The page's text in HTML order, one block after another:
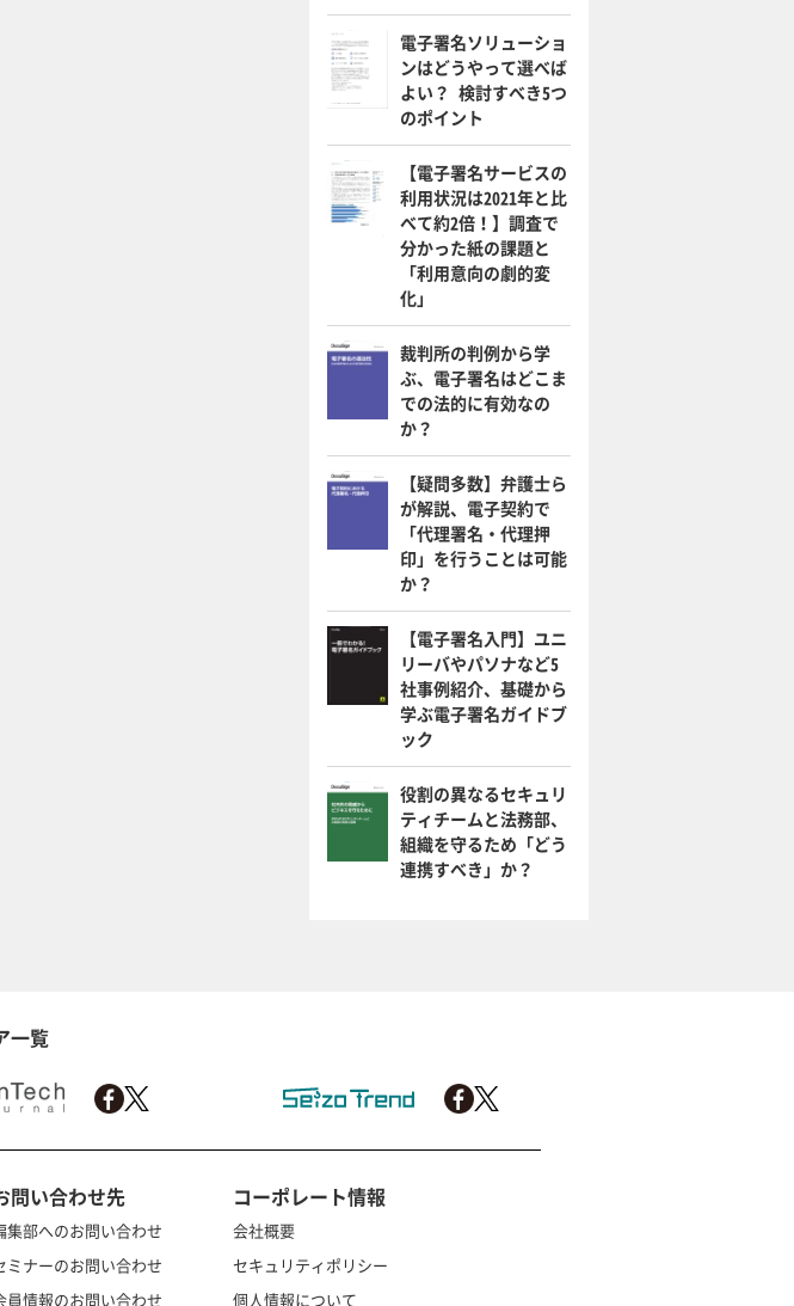
電子署名ソリューショ
ンはどうやって選べば
よい？ 検討すべき5つ
のポイント
【電子署名サービスの
利用状況は2021年と比
べて約2倍！】調査で
分かった紙の課題と
「利用意向の劇的変
化」
裁判所の判例から学
ぶ、電子署名はどこま
での法的に有効なの
か？
【疑問多数】弁護士ら
が解説、電子契約で
「代理署名・代理押
印」を行うことは可能
か？
【電子署名入門】ユニ
リーバやパソナなど5
社事例紹介、基礎から
学ぶ電子署名ガイドブ
ック
役割の異なるセキュリ
ティチームと法務部、
組織を守るため「どう
連携すべき」か？
一覧
問い合わせ先
集部へのお問い合わせ
ミナーのお問い合わせ
員情報のお問い合わせ
コーポレート情報
会社概要
セキュリティポリシー
個人情報について